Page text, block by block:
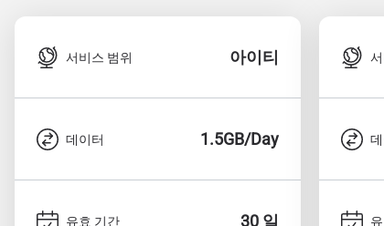
서비스 범위 아이티
데이터 1.5GB/Day
유효 기간 30 일